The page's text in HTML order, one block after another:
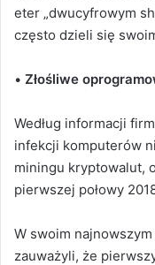
eter „dwucyfrowym
często dzieli się
• Złośliwe
Według informacji
infekcji komputerów
miningu kryptowalut,
pierwszej połowy
W swoim
zauważyli, że